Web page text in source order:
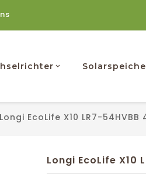
Longi EcoLife X10 LR7-
Longi EcoLife X10